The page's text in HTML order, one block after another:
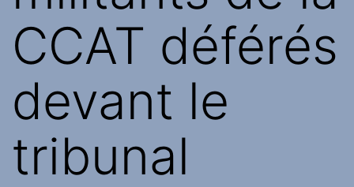
CCAT déférés
devant le
tribunal